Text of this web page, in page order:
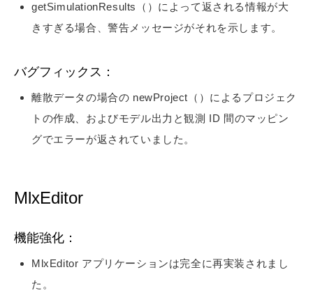
getSimulationResults（）によって返される情報が大
きすぎる場合、警告メッセージがそれを示します。
バグフィックス：
離散データの場合の newProject（）によるプロジェク
トの作成、およびモデル出力と観測 ID 間のマッピン
グでエラーが返されていました。
MlxEditor
機能強化：
MlxEditor アプリケーションは完全に再実装されまし
た。